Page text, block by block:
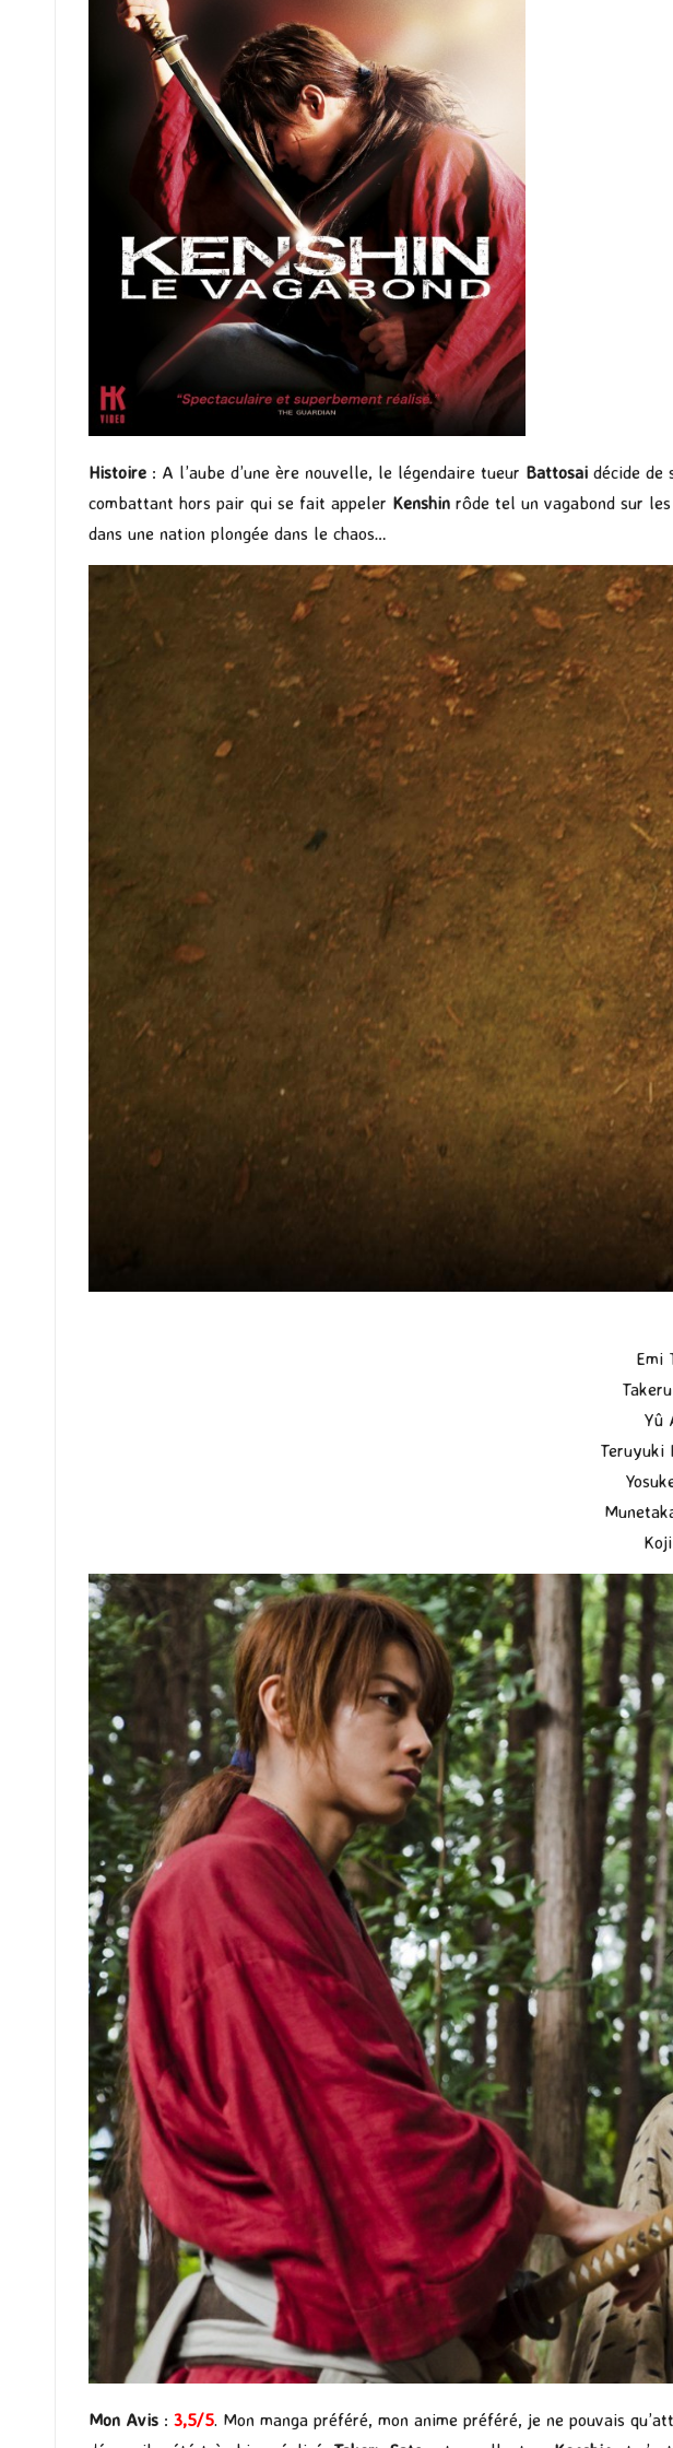
Histoire : A l’aube d’une ère nouvelle, le légendaire tueur Battosai décide de
combattant hors pair qui se fait appeler Kenshin rôde tel un vagabond sur
dans une nation plongée dans le chaos…
Emi
Yû
Teruyuki
Mon Avis : 3,5/5. Mon manga préféré, mon anime préféré, je ne pouvais